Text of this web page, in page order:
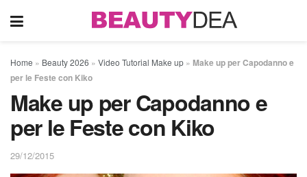
Home » Beauty 2026 » Video Tutorial Make up » Make up per Capodanno e
per le Feste con Kiko
Make up per Capodanno e
per le Feste con Kiko
29/12/2015